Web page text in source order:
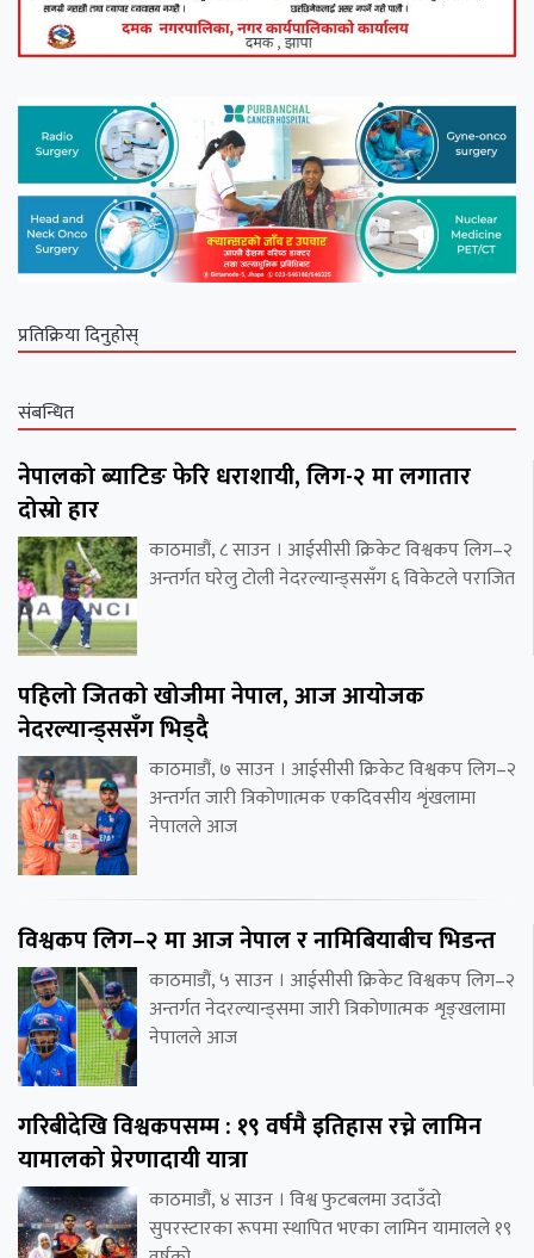
प्रतिक्रिया दिनुहोस्
संबन्धित
नेपालको ब्याटिङ फेरि धराशायी, लिग-२ मा लगातार
दोस्रो हार
काठमाडौं, ८ साउन । आईसीसी क्रिकेट विश्वकप लिग–२
अन्तर्गत घरेलु टोली नेदरल्यान्ड्ससँग ६ विकेटले पराजित
पहिलो जितको खोजीमा नेपाल, आज आयोजक
नेदरल्यान्ड्ससँग भिड्दै
काठमाडौं, ७ साउन । आईसीसी क्रिकेट विश्वकप लिग–२
अन्तर्गत जारी त्रिकोणात्मक एकदिवसीय शृंखलामा
नेपालले आज
विश्वकप लिग–२ मा आज नेपाल र नामिबियाबीच भिडन्त
काठमाडौं, ५ साउन । आईसीसी क्रिकेट विश्वकप लिग–२
अन्तर्गत नेदरल्यान्ड्समा जारी त्रिकोणात्मक शृङ्खलामा
नेपालले आज
गरिबीदेखि विश्वकपसम्म : १९ वर्षमै इतिहास रच्ने लामिन
यामालको प्रेरणादायी यात्रा
काठमाडौं, ४ साउन । विश्व फुटबलमा उदाउँदो
सुपरस्टारका रूपमा स्थापित भएका लामिन यामालले १९